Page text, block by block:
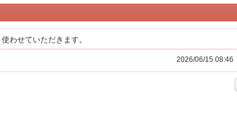
わせていただきます。
2026/06/15 08:46